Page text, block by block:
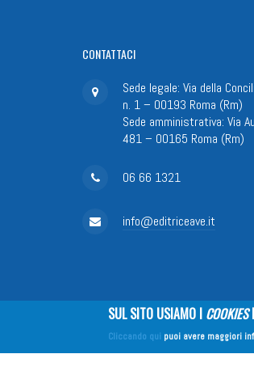
CONTATTACI
Sede legale: Via della
n. 1 – 00193 Roma (Rm)
Sede amministrativa: Via
481 – 00165 Roma (Rm)
06 66 1321
info@editriceave.it
SUL SITO USIAMO I COOKIES
Cliccando qui puoi avere maggiori